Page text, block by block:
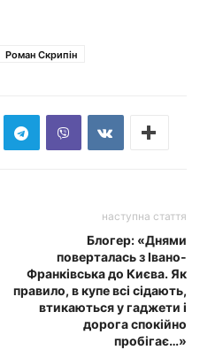
Роман Скрипін
наступна стаття
Блогер: «Днями
поверталась з Івано-
Франківська до Києва. Як
правило, в купе всі сідають,
втикаються у гаджети і
дорога спокійно
пробігає…»